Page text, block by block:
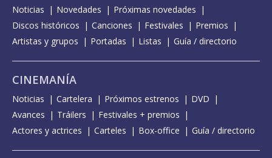
Noticias Novedades
Próximas novedades
Discos históricos
Canciones Festivales
Premios
Artistas y grupos
Portadas Listas Guía / directorio
CINEMANÍA
Noticias Cartelera Próximos estrenos
DVD
Avances
Tráilers
Festivales + premios
Actores y actrices
Carteles Box-office Guía / directorio